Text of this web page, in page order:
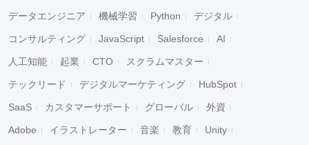
データエンジニア 機械学習 Python デジタル
コンサルティング JavaScript Salesforce AI
人工知能 起業 CTO スクラムマスター
テックリード デジタルマーケティング HubSpot
SaaS カスタマーサポート グローバル 外資
Adobe イラストレーター 音楽 教育 Unity